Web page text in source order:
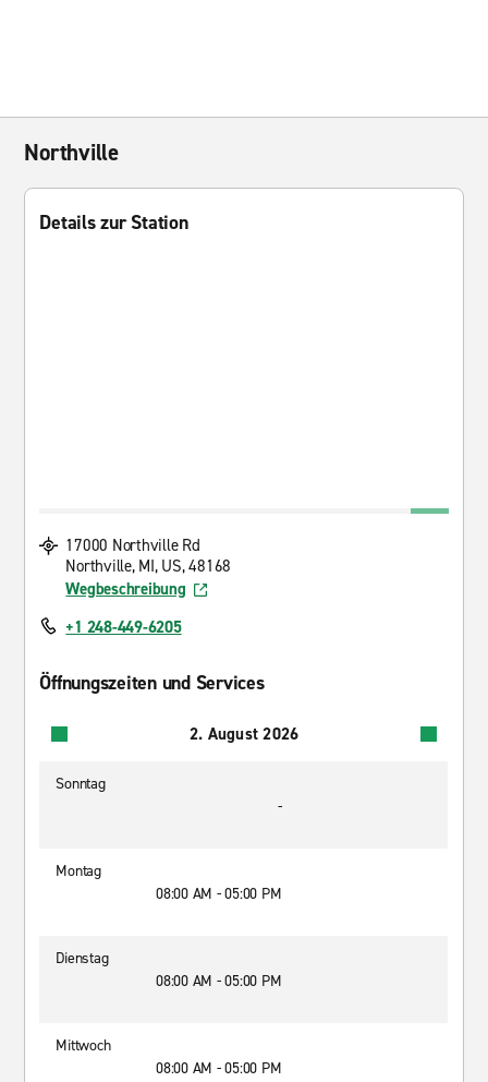
Northville
Details zur Station
17000 Northville Rd
Northville, MI, US, 48168
Wegbeschreibung
+1 248-449-6205
Öffnungszeiten und Services
2. August 2026
Sonntag
-
Montag
08:00 AM - 05:00 PM
Dienstag
08:00 AM - 05:00 PM
Mittwoch
08:00 AM - 05:00 PM